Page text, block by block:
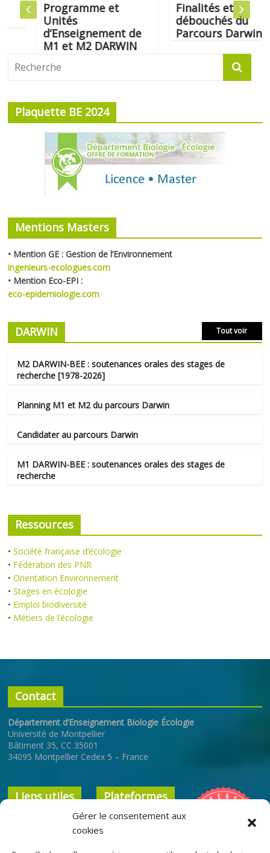
Gérer le consentement aux
cookies
Programme et
Unités
d’Enseignement de
M1 et M2 DARWIN
Finalités et
débouchés du
Parcours Darwin
Plaquette BE 2024
Mentions Masters
• Mention GE : Gestion de l’Environnement
ingenieurs-ecologues.com
• Mention Eco-EPI :
eco-epidemiologie.com
DARWIN Tout voir
M2 DARWIN-BEE : soutenances orales des stages de
recherche [1978-2026]
Planning M1 et M2 du parcours Darwin
Candidater au parcours Darwin
M1 DARWIN-BEE : soutenances orales des stages de
recherche
Ressources
•Société française d’écologie
• Fédération des PNR
•Orientation Environnement
•Stages en écologie
• Emploi biodiversité
• Métiers de l’écologie
Contact
Département d’Enseignement Biologie Écologie
Université de Montpellier
Bâtiment 35, CC 35001
34095 Montpellier Cedex 5 – France
Liens utiles Plateformes
ENT